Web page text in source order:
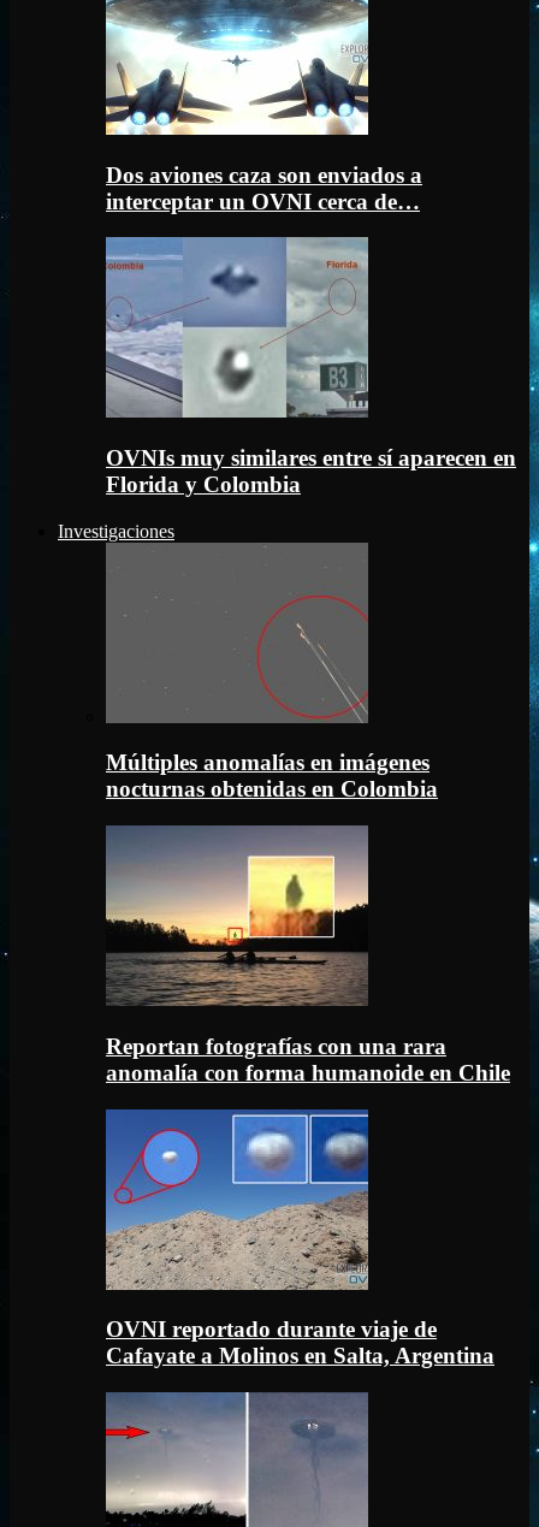
Dos aviones caza son enviados a
interceptar un OVNI cerca de…
OVNIs muy similares entre sí aparecen en
Florida y Colombia
Investigaciones
Múltiples anomalías en imágenes
nocturnas obtenidas en Colombia
Reportan fotografías con una rara
anomalía con forma humanoide en Chile
OVNI reportado durante viaje de
Cafayate a Molinos en Salta, Argentina